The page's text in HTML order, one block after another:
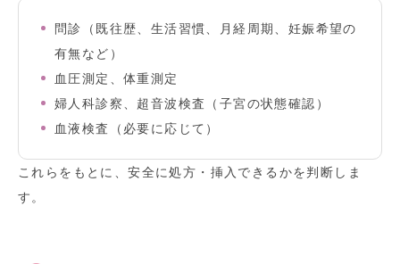
問診（既往歴、生活習慣、月経周期、妊娠希望の
有無など）
血圧測定、体重測定
婦人科診察、超音波検査（子宮の状態確認）
血液検査（必要に応じて）
これらをもとに、安全に処方・挿入できるかを判断しま
す。